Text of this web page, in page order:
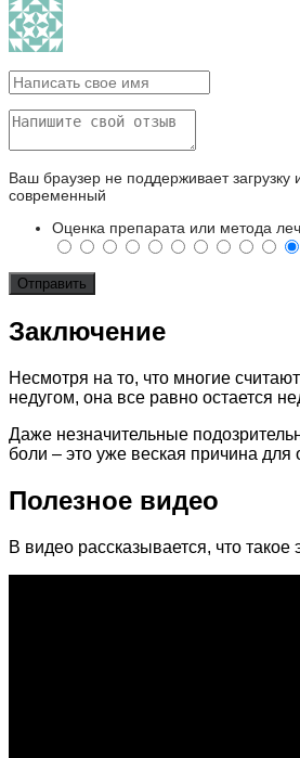
Ваш браузер не поддерживает
современный
Оценка препарата или метода
Заключение
Несмотря на то, что многие
недугом, она все равно остается
Даже незначительные
боли – это уже веская причина для
Полезное видео
В видео рассказывается, что такое